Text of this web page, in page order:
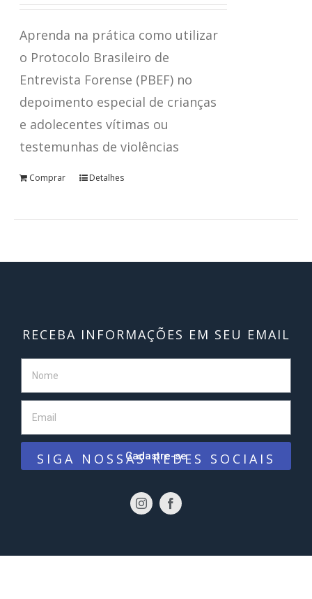
Aprenda na prática como utilizar
o Protocolo Brasileiro de
Entrevista Forense (PBEF) no
depoimento especial de crianças
e adolecentes vítimas ou
testemunhas de violências
Comprar Detalhes
RECEBA INFORMAÇÕES EM SEU EMAIL
Cadastre-se
SIGA NOSSAS REDES SOCIAIS